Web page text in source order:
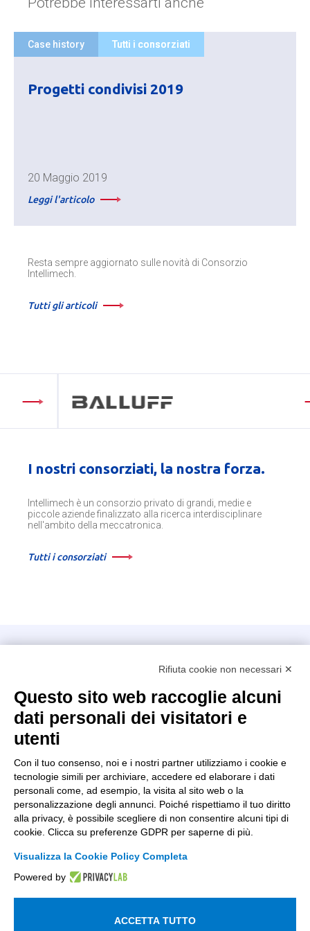
Case history Tutti i consorziati
Progetti condivisi 2019
20 Maggio 2019
Leggi l'articolo
Resta sempre aggiornato sulle novità di Consorzio
Intellimech.
Tutti gli articoli
I nostri consorziati, la nostra forza.
Intellimech è un consorzio privato di grandi, medie e
piccole aziende finalizzato alla ricerca interdisciplinare
nell'ambito della meccatronica.
Tutti i consorziati
Kilometro Rosso innovation district
+39 035 0690366
info@intellimech.it
Copyright 2026, P.iva 03388700167
Seguici su
Lavora con noi
Rifiuta cookie non necessari ✕
Questo sito web raccoglie alcuni
dati personali dei visitatori e
utenti
Con il tuo consenso, noi e i nostri partner utilizziamo i cookie e
tecnologie simili per archiviare, accedere ed elaborare i dati
personali come, ad esempio, la visita al sito web o la
personalizzazione degli annunci. Poiché rispettiamo il tuo diritto
alla privacy, è possibile scegliere di non consentire alcuni tipi di
cookie. Clicca su preferenze GDPR per saperne di più.
Visualizza la Cookie Policy Completa
Powered by
ACCETTA TUTTO